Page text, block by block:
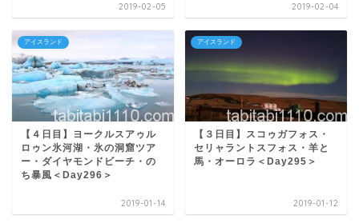
2019-02-05 2019-02-04
アイスランド
【４日目】ヨークルスアゥル
ロゥン氷河湖・氷の洞窟ツア
ー・ダイヤモンドビーチ・の
ち暴風＜Day296＞
2019-01-14
アイスランド
【３日目】スコゥガフォス・
セリャラントスフォス・羊と
馬・オーロラ＜Day295＞
2019-01-12